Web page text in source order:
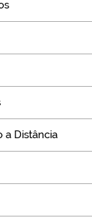
a Distância